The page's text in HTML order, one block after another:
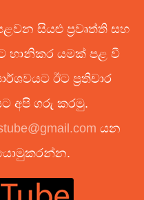
සියළු ප්‍රවෘත්ති සහ
හානිකර යමක් පළ වී
ඊට ප්‍රතිචාර
අපි ගරු කරමු.
යන